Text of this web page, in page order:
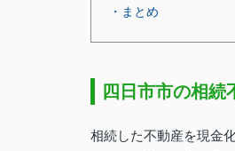
・まとめ
四日市市の相続
相続した不動産を現金